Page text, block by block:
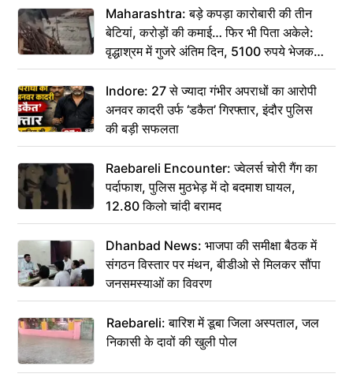
Maharashtra: बड़े कपड़ा कारोबारी की तीन
बेटियां, करोड़ों की कमाई… फिर भी पिता अकेले:
वृद्धाश्रम में गुजरे अंतिम दिन, 5100 रुपये भेजकर
कहा– अंतिम संस्कार कर दीजिए हम नहीं आ पाएंगे
Indore: 27 से ज्यादा गंभीर अपराधों का आरोपी
अनवर कादरी उर्फ ‘डकैत’ गिरफ्तार, इंदौर पुलिस
की बड़ी सफलता
Raebareli Encounter: ज्वेलर्स चोरी गैंग का
पर्दाफाश, पुलिस मुठभेड़ में दो बदमाश घायल,
12.80 किलो चांदी बरामद
Dhanbad News: भाजपा की समीक्षा बैठक में
संगठन विस्तार पर मंथन, बीडीओ से मिलकर सौंपा
जनसमस्याओं का विवरण
Raebareli: बारिश में डूबा जिला अस्पताल, जल
निकासी के दावों की खुली पोल